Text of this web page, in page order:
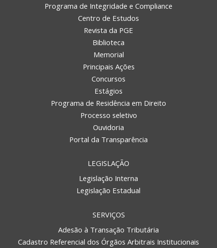
Programa de Integridade e Compliance
Centro de Estudos
Revista da PGE
Biblioteca
Memorial
Principais Ações
Concursos
Estágios
Programa de Residência em Direito
Processo seletivo
Ouvidoria
Portal da Transparência
LEGISLAÇÃO
Legislação Interna
Legislação Estadual
SERVIÇOS
Adesão à Transação Tributária
Cadastro Referencial dos Órgãos Arbitrais Institucionais